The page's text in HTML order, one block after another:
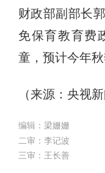
财政部副部长
免保育教育费
童，预计今年
（来源：央视
编辑：梁姗姗
二审：李记波
三审：王长善